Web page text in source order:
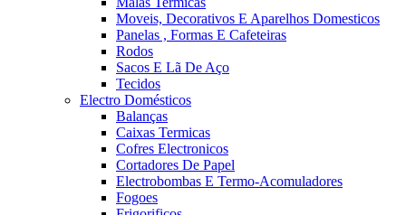
Moveis, Decorativos E Aparelhos Domesticos
Panelas , Formas E Cafeteiras
Rodos
Sacos E Lã De Aço
Tecidos
Electro Domésticos
Balanças
Caixas Termicas
Cofres Electronicos
Cortadores De Papel
Electrobombas E Termo-Acomuladores
Fogoes